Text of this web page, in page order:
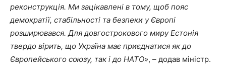
реконструкція. Ми зацікавлені в тому, щоб пояс
демократії, стабільності та безпеки у Європі
розширювався. Для довгострокового миру Естонія
твердо вірить, що Україна має приєднатися як до
Європейського союзу, так і до НАТО», – додав міністр.